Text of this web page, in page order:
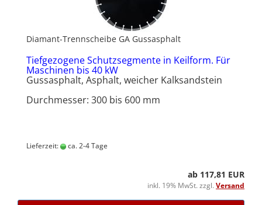
Diamant-Trennscheibe GA Gussasphalt
Tiefgezogene Schutzsegmente in Keilform. Für
Maschinen bis 40 kW
Gussasphalt, Asphalt, weicher Kalksandstein
Durchmesser: 300 bis 600 mm
Lieferzeit: ca. 2-4 Tage
ab 117,81 EUR
inkl. 19% MwSt. zzgl. Versand